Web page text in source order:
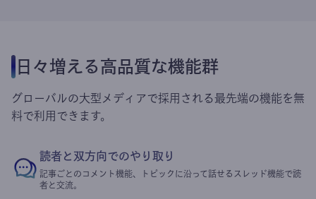
日々増える高品質な機能群
グローバルの大型メディアで採用される最先端の機能を無
料で利用できます。
読者と双方向でのやり取り
記事ごとのコメント機能、トピックに沿って話せるスレッド機能で読
者と交流。